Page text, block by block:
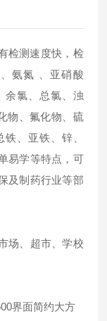
检测速度快，检
氨氮 、亚硝酸
余氯、总氯、浊
物、氟化物、硫
、亚铁、锌、
易学等特点，可
及制药行业等部
场、超市、学校
界面简约大方